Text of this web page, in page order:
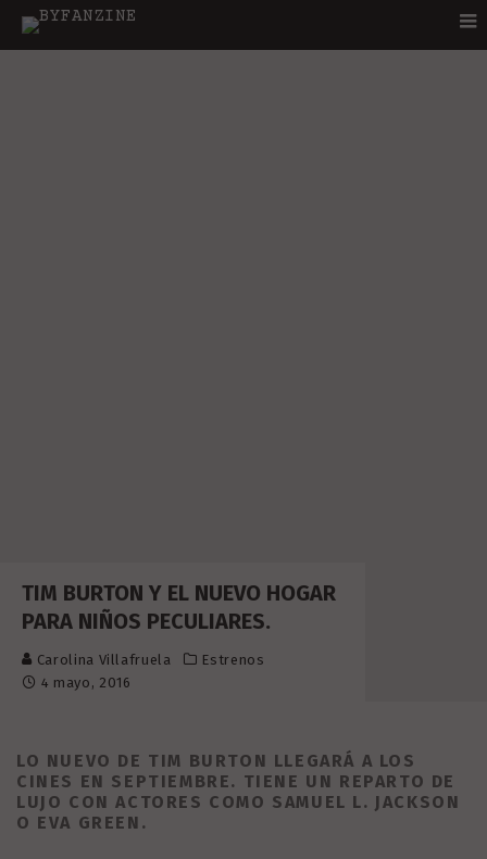
TIM BURTON Y EL NUEVO HOGAR
PARA NIÑOS PECULIARES.
Carolina Villafruela
Estrenos
4 mayo, 2016
LO NUEVO DE TIM BURTON LLEGARÁ A LOS
CINES EN SEPTIEMBRE. TIENE UN REPARTO DE
LUJO CON ACTORES COMO SAMUEL L. JACKSON
O EVA GREEN.